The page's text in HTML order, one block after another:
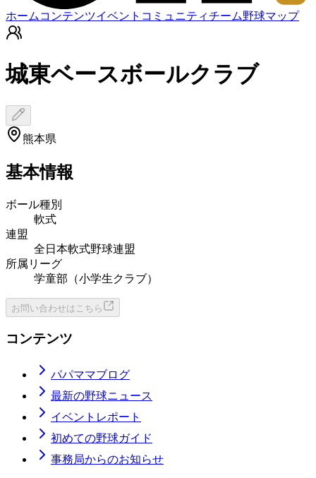
ホーム コンテンツイベント コミュニティチーム野球マップ
城東ベースボールクラブ
熊本県
基本情報
ボール種別
軟式
連盟
全日本軟式野球連盟
所属リーグ
学童部（小学生クラブ）
お問い合わせはこちら
コンテンツ
パパママブログ
最新の野球ニュース
イベントレポート
初めての野球ガイド
事務局からのお知らせ